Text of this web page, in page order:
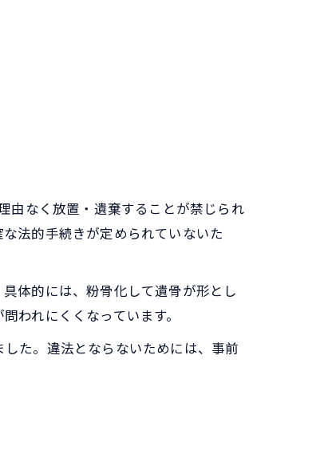
由なく放置・遺棄することが禁じられ
法的手続きが定められていないた
体的には、粉骨化して遺骨が形とし
われにくくなっています。
た。違法とならないためには、事前